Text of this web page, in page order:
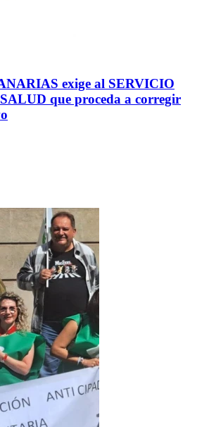
exige al SERVICIO
que proceda a corregir